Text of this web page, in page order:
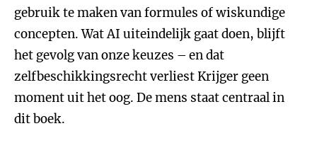
gebruik te maken van formules of wiskundige
concepten. Wat AI uiteindelijk gaat doen, blijft
het gevolg van onze keuzes – en dat
zelfbeschikkingsrecht verliest Krijger geen
moment uit het oog. De mens staat centraal in
dit boek.